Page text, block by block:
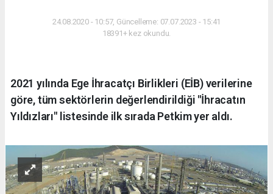
24.08.2020 - 10:57, Güncelleme: 07.07.2023 - 15:41
18391+ kez okundu.
2021 yılında Ege İhracatçı Birlikleri (EİB) verilerine
göre, tüm sektörlerin değerlendirildiği "İhracatın
Yıldızları" listesinde ilk sırada Petkim yer aldı.